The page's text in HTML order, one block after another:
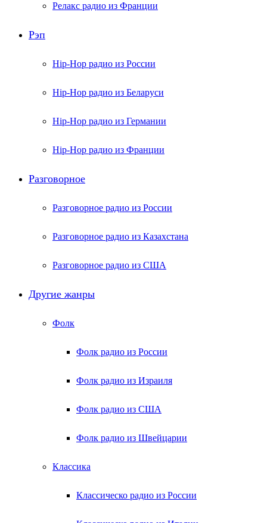
Релакс радио из Франции
Рэп
Hip-Hop радио из России
Hip-Hop радио из Беларуси
Hip-Hop радио из Германии
Hip-Hop радио из Франции
Разговорное
Разговорное радио из России
Разговорное радио из Казахстана
Разговорное радио из США
Другие жанры
Фолк
Фолк радио из России
Фолк радио из Израиля
Фолк радио из США
Фолк радио из Швейцарии
Классика
Классическо радио из России